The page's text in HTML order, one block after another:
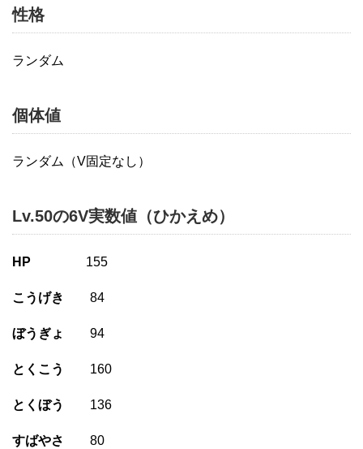
性格
ランダム
個体値
ランダム（V固定なし）
Lv.50の6V実数値（ひかえめ）
HP 155
こうげき 84
ぼうぎょ 94
とくこう 160
とくぼう 136
すばやさ 80